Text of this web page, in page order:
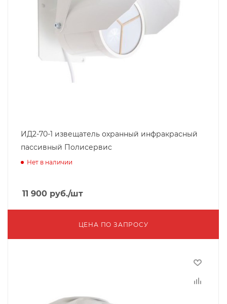
ИД2-70-1 извещатель охранный инфракрасный
пассивный Полисервис
Нет в наличии
11 900 руб./шт
ЦЕНА ПО ЗАПРОСУ